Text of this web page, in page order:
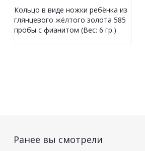
Кольцо в виде ножки ребёнка из
глянцевого жёлтого золота 585
пробы с фианитом (Вес: 6 гр.)
Ранее вы смотрели